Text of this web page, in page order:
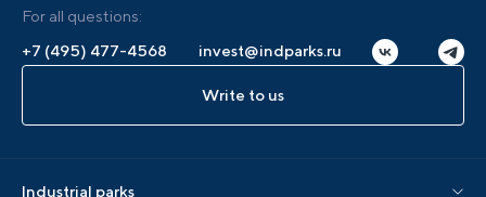
For all questions:
+7 (495) 477-4568
invest@indparks.ru
Write to us
Industrial parks